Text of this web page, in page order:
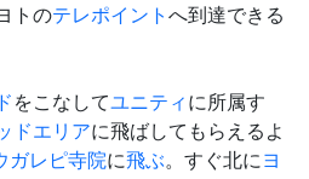
トのテレポイントへ到達できる
をこなしてユニティに所属す
ドエリアに飛ばしてもらえるよ
ガレピ寺院に飛ぶ。すぐ北にヨ